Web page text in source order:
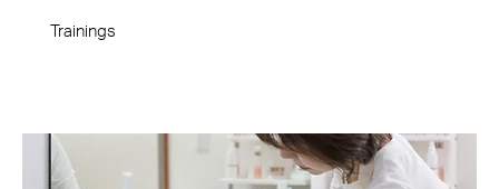
Trainings